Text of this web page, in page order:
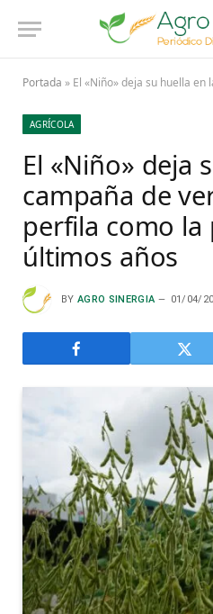
Portada » El «Niño» deja su huella en la campaña de
AGRÍCOLA
El «Niño» deja
campaña de
perfila como la
últimos años
BY AGRO SINERGIA 01/04/